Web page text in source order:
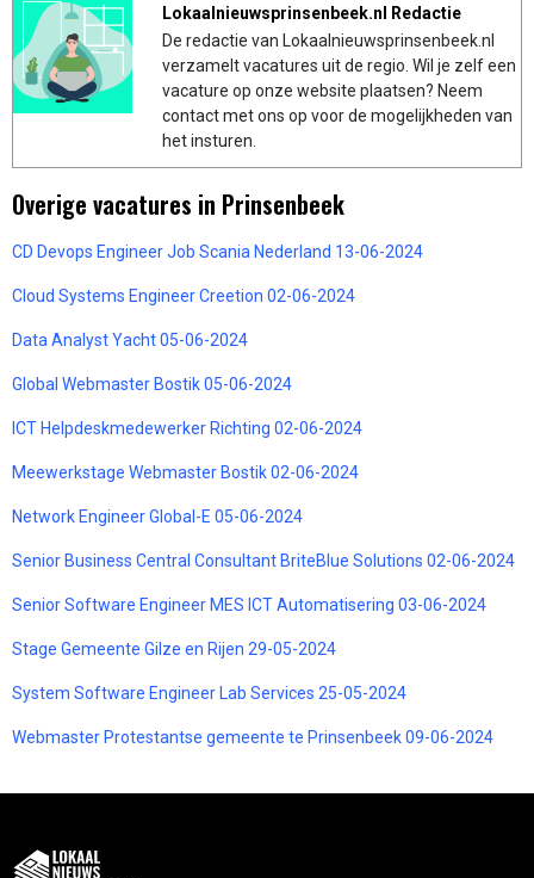
Lokaalnieuwsprinsenbeek.nl Redactie
De redactie van Lokaalnieuwsprinsenbeek.nl
verzamelt vacatures uit de regio. Wil je zelf een
vacature op onze website plaatsen? Neem
contact met ons op voor de mogelijkheden van
het insturen.
Overige vacatures in Prinsenbeek
CD Devops Engineer Job Scania Nederland 13-06-2024
Cloud Systems Engineer Creetion 02-06-2024
Data Analyst Yacht 05-06-2024
Global Webmaster Bostik 05-06-2024
ICT Helpdeskmedewerker Richting 02-06-2024
Meewerkstage Webmaster Bostik 02-06-2024
Network Engineer Global-E 05-06-2024
Senior Business Central Consultant BriteBlue Solutions 02-06-2024
Senior Software Engineer MES ICT Automatisering 03-06-2024
Stage Gemeente Gilze en Rijen 29-05-2024
System Software Engineer Lab Services 25-05-2024
Webmaster Protestantse gemeente te Prinsenbeek 09-06-2024